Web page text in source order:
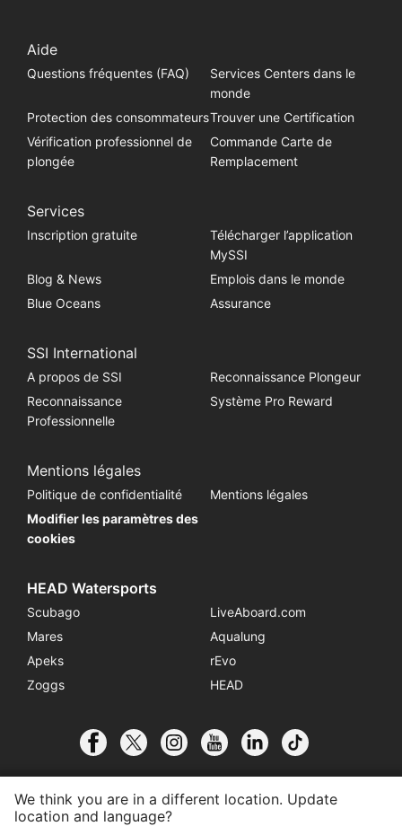
Aide
Questions fréquentes (FAQ)
Services Centers dans le
monde
Protection des consommateursTrouver une Certification
Vérification professionnel de
plongée
Commande Carte de
Remplacement
Services
Inscription gratuite
Télécharger l’application
MySSI
Blog & News
Emplois dans le monde
Blue Oceans
Assurance
SSI International
A propos de SSI
Reconnaissance Plongeur
Reconnaissance
Professionnelle
Système Pro Reward
Mentions légales
Politique de confidentialité
Mentions légales
Modifier les paramètres des
cookies
HEAD Watersports
Scubago
LiveAboard.com
Mares
Aqualung
Apeks
rEvo
Zoggs
HEAD
We think you are in a different location. Update
location and language?